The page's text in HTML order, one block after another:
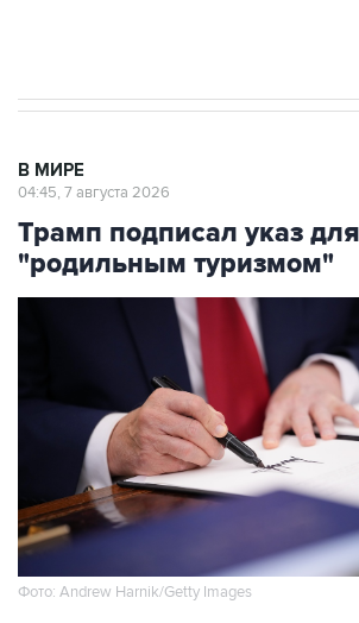
В МИРЕ
04:45, 7 августа 2026
Трамп подписал указ
"родильным туризмом"
Фото: Andrew Harnik/Getty Images